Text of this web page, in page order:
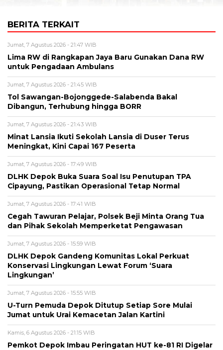
BERITA TERKAIT
Jumat, 7 Agustus 2026 - 21:47 WIB
Lima RW di Rangkapan Jaya Baru Gunakan Dana RW
untuk Pengadaan Ambulans
Jumat, 7 Agustus 2026 - 21:45 WIB
Tol Sawangan-Bojonggede-Salabenda Bakal
Dibangun, Terhubung hingga BORR
Jumat, 7 Agustus 2026 - 21:43 WIB
Minat Lansia Ikuti Sekolah Lansia di Duser Terus
Meningkat, Kini Capai 167 Peserta
Jumat, 7 Agustus 2026 - 17:49 WIB
DLHK Depok Buka Suara Soal Isu Penutupan TPA
Cipayung, Pastikan Operasional Tetap Normal
Jumat, 7 Agustus 2026 - 17:41 WIB
Cegah Tawuran Pelajar, Polsek Beji Minta Orang Tua
dan Pihak Sekolah Memperketat Pengawasan
Jumat, 7 Agustus 2026 - 15:59 WIB
DLHK Depok Gandeng Komunitas Lokal Perkuat
Konservasi Lingkungan Lewat Forum ‘Suara
Lingkungan’
Jumat, 7 Agustus 2026 - 15:55 WIB
U-Turn Pemuda Depok Ditutup Setiap Sore Mulai
Jumat untuk Urai Kemacetan Jalan Kartini
Kamis, 6 Agustus 2026 - 21:15 WIB
Pemkot Depok Imbau Peringatan HUT ke-81 RI Digelar